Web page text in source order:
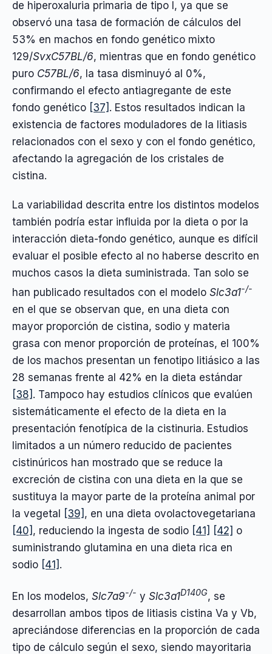
de hiperoxaluria primaria de tipo I, ya que se
observó una tasa de formación de cálculos del
53% en machos en fondo genético mixto
129/SvxC57BL/6, mientras que en fondo genético
puro C57BL/6, la tasa disminuyó al 0%,
confirmando el efecto antiagregante de este
fondo genético [37] . Estos resultados indican la
existencia de factores moduladores de la litiasis
relacionados con el sexo y con el fondo genético,
afectando la agregación de los cristales de
cistina.
La variabilidad descrita entre los distintos modelos
también podría estar influida por la dieta o por la
interacción dieta-fondo genético, aunque es difícil
evaluar el posible efecto al no haberse descrito en
muchos casos la dieta suministrada. Tan solo se
han publicado resultados con el modelo Slc3a1-/-
en el que se observan que, en una dieta con
mayor proporción de cistina, sodio y materia
grasa con menor proporción de proteínas, el 100%
de los machos presentan un fenotipo litiásico a las
28 semanas frente al 42% en la dieta estándar
[38] . Tampoco hay estudios clínicos que evalúen
sistemáticamente el efecto de la dieta en la
presentación fenotípica de la cistinuria. Estudios
limitados a un número reducido de pacientes
cistinúricos han mostrado que se reduce la
excreción de cistina con una dieta en la que se
sustituya la mayor parte de la proteína animal por
la vegetal [39] , en una dieta ovolactovegetariana
[40] , reduciendo la ingesta de sodio [41] [42] o
suministrando glutamina en una dieta rica en
sodio [41] .
En los modelos, Slc7a9-/- y Slc3a1D140G, se
desarrollan ambos tipos de litiasis cistina Va y Vb,
apreciándose diferencias en la proporción de cada
tipo de cálculo según el sexo, siendo mayoritaria